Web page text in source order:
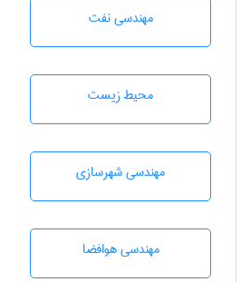
مهندسی نفت
محيط زيست
مهندسی شهرسازی
مهندسی هوافضا